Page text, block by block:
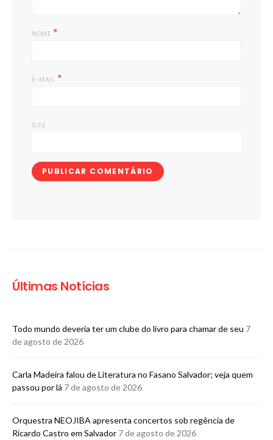
NOME *
E-MAIL *
SITE
Últimas Notícias
Todo mundo deveria ter um clube do livro para chamar de seu 7
de agosto de 2026
Carla Madeira falou de Literatura no Fasano Salvador; veja quem
passou por lá 7 de agosto de 2026
Orquestra NEOJIBA apresenta concertos sob regência de
Ricardo Castro em Salvador 7 de agosto de 2026